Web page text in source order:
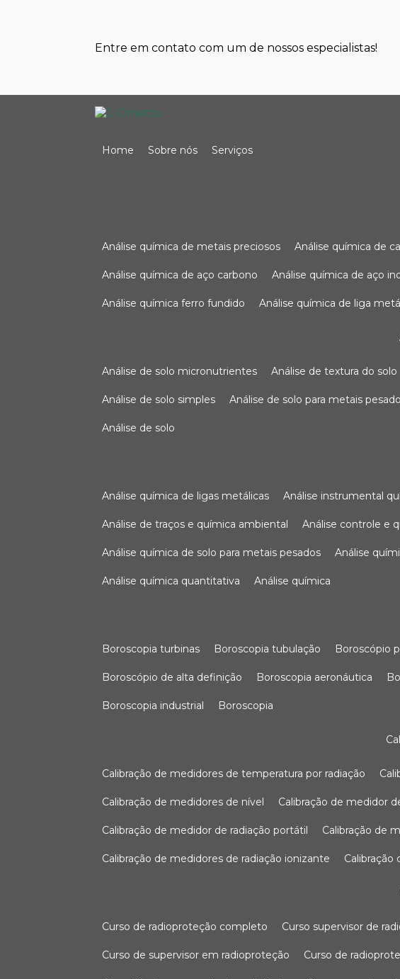
Entre em contato com um de nossos especialistas!
Home Sobre nós Serviços
análise química de metais preciosos análise química de
análise química de aço carbono análise química de aço
análise química ferro fundido análise química de liga
análise de solo micronutrientes análise de textura do solo
análise de solo simples análise de solo para metais
análise de solo
análise química de ligas metálicas análise instrumental
análise de traços e química ambiental análise controle e
análise química de solo para metais pesados análise
análise química quantitativa análise química
boroscopia turbinas boroscopia tubulação boroscópio
boroscópio de alta definição boroscopia aeronáutica
boroscopia industrial boroscopia
calibração de medidores de temperatura por radiação
calibração de medidores de nível calibração de medidor
calibração de medidor de radiação portátil calibração de
calibração de medidores de radiação ionizante
curso de radioproteção completo curso supervisor de
curso de supervisor em radioproteção curso de